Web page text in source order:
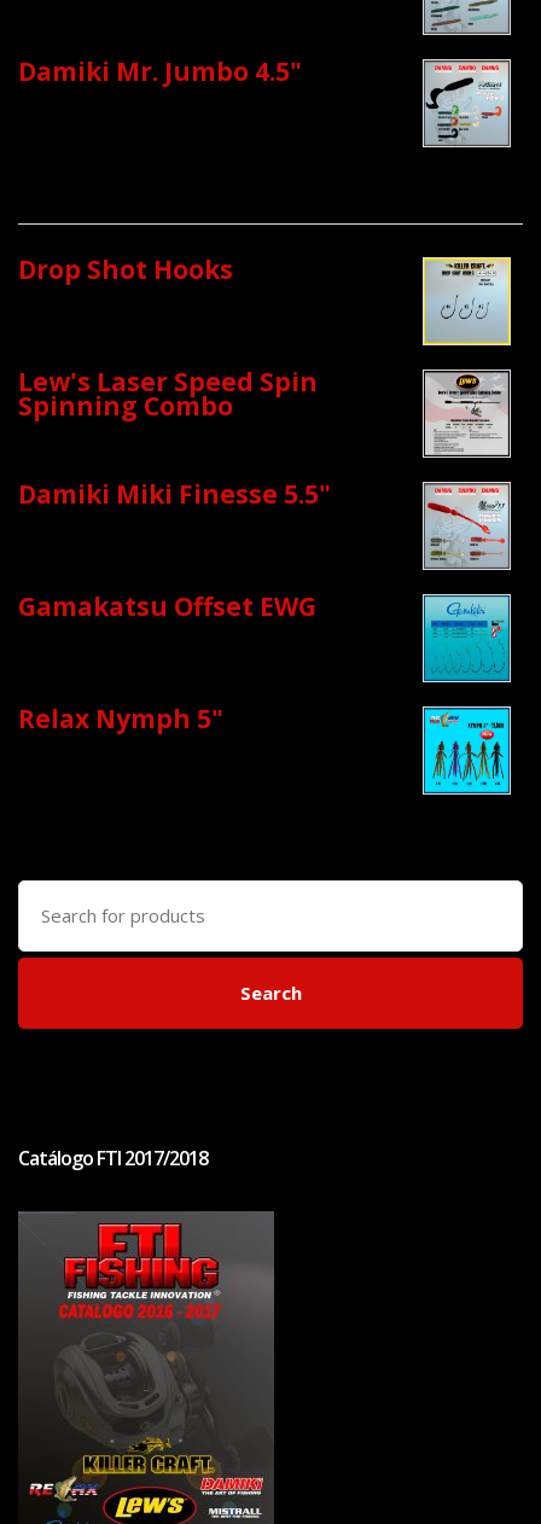
Damiki Mr. Jumbo 4.5"
Drop Shot Hooks
Lew's Laser Speed Spin
Spinning Combo
Damiki Miki Finesse 5.5"
Gamakatsu Offset EWG
Relax Nymph 5"
Search
for:
Search
Catálogo FTI 2017/2018